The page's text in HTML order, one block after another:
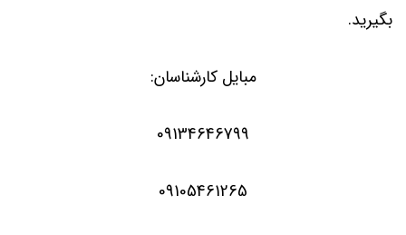
بگیرید.
مبایل کارشناسان:
09134646799
09105461265